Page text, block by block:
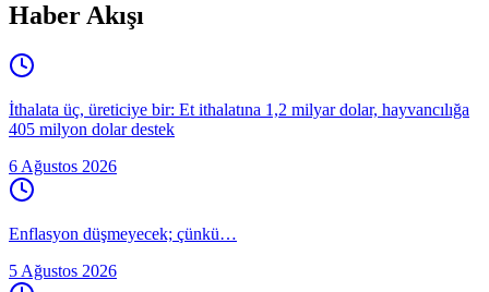
Haber Akışı
İthalata üç, üreticiye bir: Et ithalatına 1,2 milyar dolar, hayvancılığa
405 milyon dolar destek
6 Ağustos 2026
Enflasyon düşmeyecek; çünkü…
5 Ağustos 2026